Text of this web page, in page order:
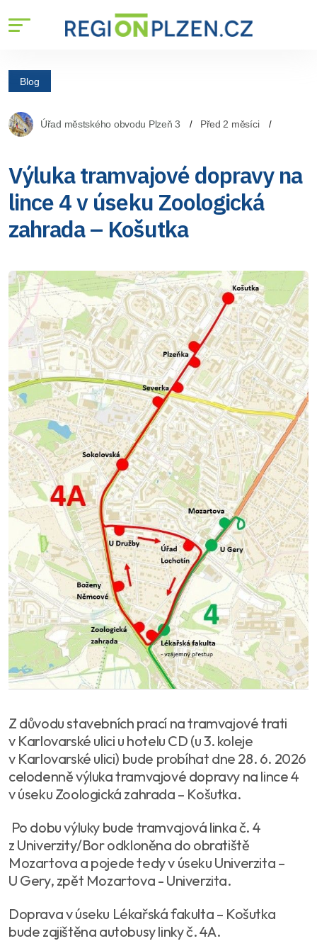
Blog
Úřad městského obvodu Plzeň 3 Před 2 měsíci
Výluka tramvajové dopravy na
lince 4 v úseku Zoologická
zahrada – Košutka
Z důvodu stavebních prací na tramvajové trati
v Karlovarské ulici u hotelu CD (u 3. koleje
v Karlovarské ulici) bude probíhat dne 28. 6. 2026
celodenně výluka tramvajové dopravy na lince 4
v úseku Zoologická zahrada – Košutka.
Po dobu výluky bude tramvajová linka č. 4
z Univerzity/Bor odkloněna do obratiště
Mozartova a pojede tedy v úseku Univerzita –
U Gery, zpět Mozartova - Univerzita.
Doprava v úseku Lékařská fakulta – Košutka
bude zajištěna autobusy linky č. 4A.